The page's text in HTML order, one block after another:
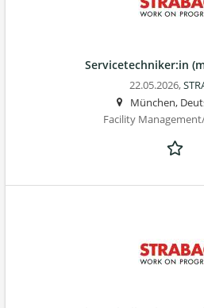
Servicetechniker:in
22.05.2026,
München,
Facility